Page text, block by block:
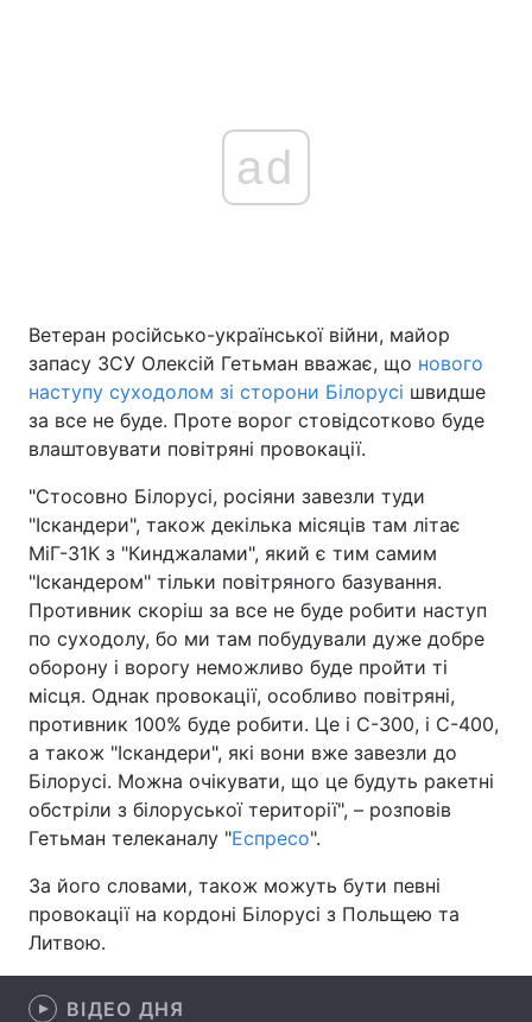
Україна Політика
Економіка Світ
Техно і зв'язок Лайт
Зброя Інциденти
Здоров'я Туризм
Цікавинки Погода
Екологія Регіони
Лонгріди
Інтерв'ю Думки
Контакти
ad
Ветеран російсько-української війни, майор
запасу ЗСУ Олексій Гетьман вважає, що нового
наступу суходолом зі сторони Білорусі швидше
за все не буде. Проте ворог стовідсотково буде
влаштовувати повітряні провокації.
"Стосовно Білорусі, росіяни завезли туди
"Іскандери", також декілька місяців там літає
МіГ-31К з "Кинджалами", який є тим самим
"Іскандером" тільки повітряного базування.
Противник скоріш за все не буде робити наступ
по суходолу, бо ми там побудували дуже добре
оборону і ворогу неможливо буде пройти ті
місця. Однак провокації, особливо повітряні,
противник 100% буде робити. Це і С-300, і С-400,
а також "Іскандери", які вони вже завезли до
Білорусі. Можна очікувати, що це будуть ракетні
обстріли з білоруської території", – розповів
Гетьман телеканалу "Еспресо".
За його словами, також можуть бути певні
провокації на кордоні Білорусі з Польщею та
Литвою.
ВІДЕО ДНЯ